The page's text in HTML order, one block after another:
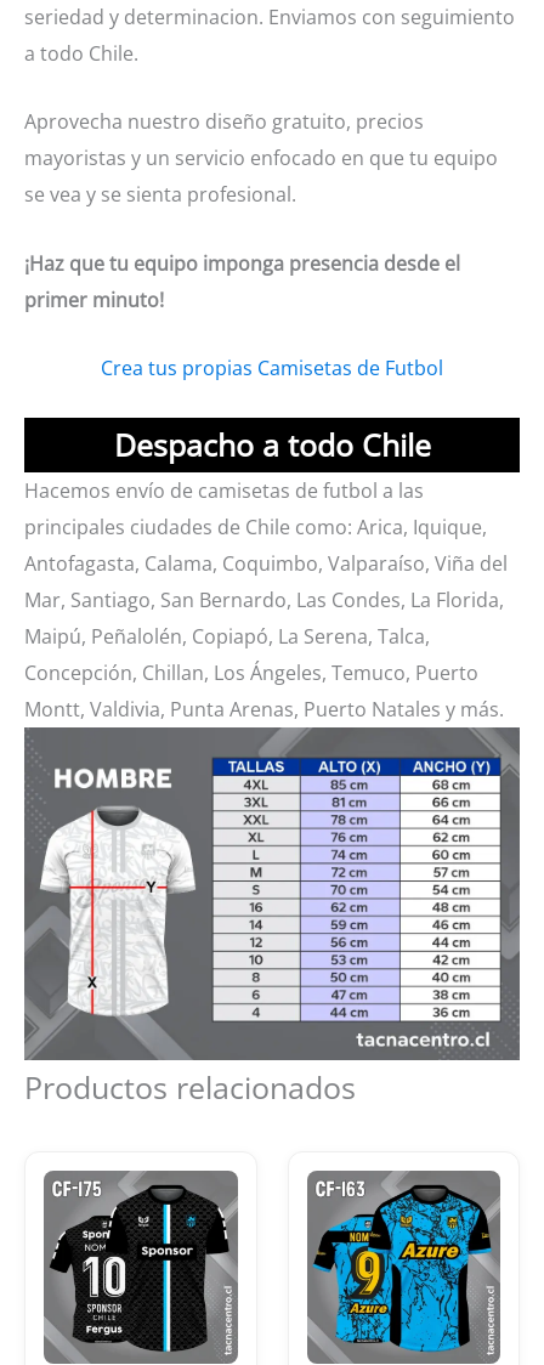
seriedad y determinacion. Enviamos con seguimiento
a todo Chile.
Aprovecha nuestro diseño gratuito, precios
mayoristas y un servicio enfocado en que tu equipo
se vea y se sienta profesional.
¡Haz que tu equipo imponga presencia desde el
primer minuto!
Crea tus propias Camisetas de Futbol
Despacho a todo Chile
Hacemos envío de camisetas de futbol a las
principales ciudades de Chile como: Arica, Iquique,
Antofagasta, Calama, Coquimbo, Valparaíso, Viña del
Mar, Santiago, San Bernardo, Las Condes, La Florida,
Maipú, Peñalolén, Copiapó, La Serena, Talca,
Concepción, Chillan, Los Ángeles, Temuco, Puerto
Montt, Valdivia, Punta Arenas, Puerto Natales y más.
Productos relacionados